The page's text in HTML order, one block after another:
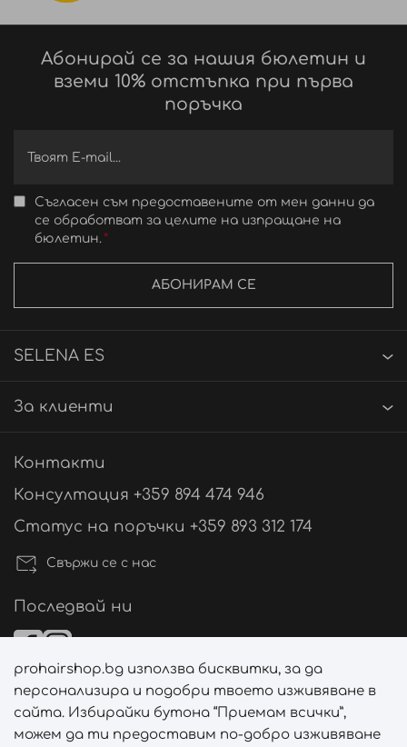
Абонирай се за нашия бюлетин и
вземи 10% отстъпка при първа
поръчка
Съгласен съм предоставените от мен данни да
се обработват за целите на изпращане на
бюлетин.
АБОНИРАМ СЕ
SELENA ES
За клиенти
Контакти
Консултация +359 894 474 946
Статус на поръчки +359 893 312 174
Свържи се с нас
Последвай ни
Начини на плащане
prohairshop.bg използва бисквитки, за да
персонализира и подобри твоето изживяване в
сайта. Избирайки бутона “Приемам всички”,
можем да ти предоставим по-добро изживяване